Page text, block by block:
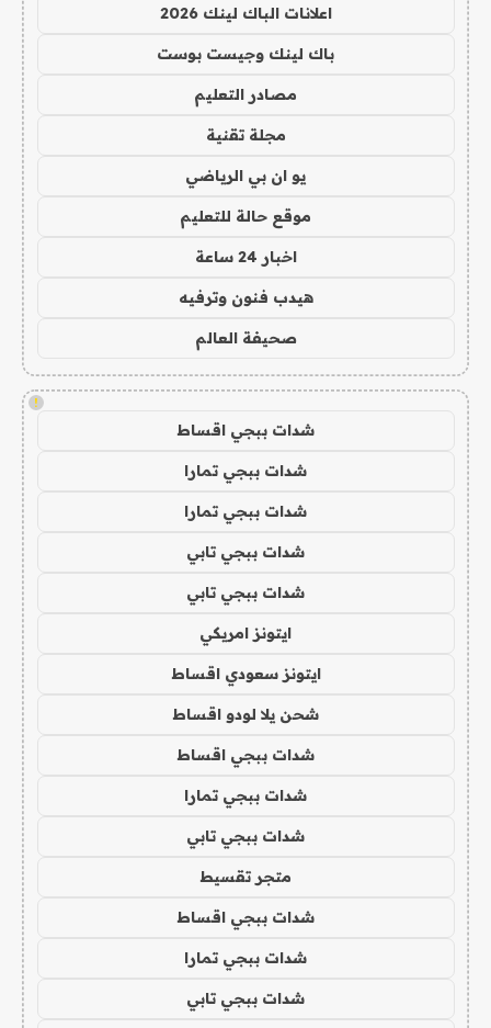
اعلانات الباك لينك 2026
باك لينك وجيست بوست
مصادر التعليم
مجلة تقنية
يو ان بي الرياضي
موقع حالة للتعليم
اخبار 24 ساعة
هيدب فنون وترفيه
صحيفة العالم
!
شدات ببجي اقساط
شدات ببجي تمارا
شدات ببجي تمارا
شدات ببجي تابي
شدات ببجي تابي
ايتونز امريكي
ايتونز سعودي اقساط
شحن يلا لودو اقساط
شدات ببجي اقساط
شدات ببجي تمارا
شدات ببجي تابي
متجر تقسيط
شدات ببجي اقساط
شدات ببجي تمارا
شدات ببجي تابي